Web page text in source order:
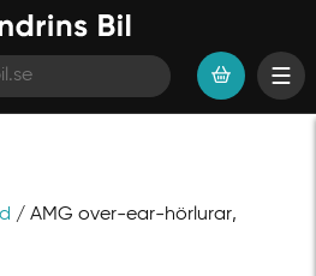
/ AMG over-ear-hörlurar,